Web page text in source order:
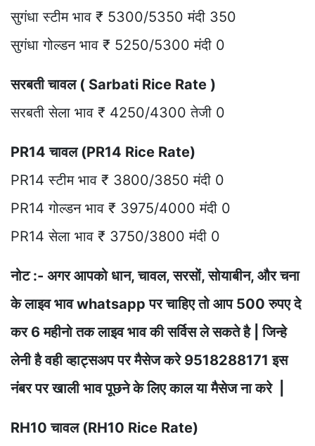
सुगंधा स्टीम भाव ₹ 5300/5350 मंदी 350
सुगंधा गोल्डन भाव ₹ 5250/5300 मंदी 0
सरबती चावल ( Sarbati Rice Rate )
सरबती सेला भाव ₹ 4250/4300 तेजी 0
PR14 चावल (PR14 Rice Rate)
PR14 स्टीम भाव ₹ 3800/3850 मंदी 0
PR14 गोल्डन भाव ₹ 3975/4000 मंदी 0
PR14 सेला भाव ₹ 3750/3800 मंदी 0
नोट :- अगर आपको धान, चावल, सरसों, सोयाबीन, और चना
के लाइव भाव whatsapp पर चाहिए तो आप 500 रुपए दे
कर 6 महीनो तक लाइव भाव की सर्विस ले सकते है | जिन्हे
लेनी है वही व्हाट्सअप पर मैसेज करे 9518288171 इस
नंबर पर खाली भाव पूछने के लिए काल या मैसेज ना करे |
RH10 चावल (RH10 Rice Rate)